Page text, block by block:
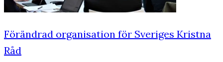
Förändrad organisation för Sveriges Kristna
Råd